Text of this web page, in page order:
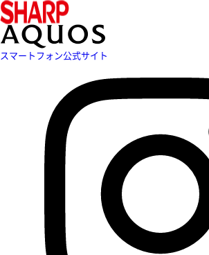
スマートフォン公式サイト